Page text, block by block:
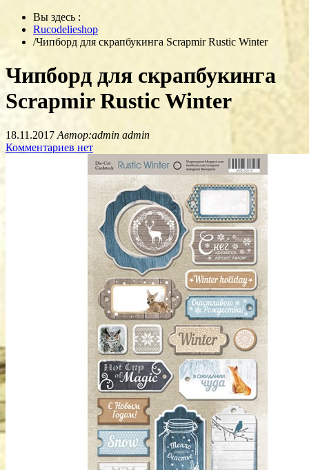
Вы здесь :
Rucodelieshop
/Чипборд для скрапбукинга Scrapmir Rustic Winter
Чипборд для скрапбукинга
Scrapmir Rustic Winter
18.11.2017 Автор:admin admin
Комментариев нет